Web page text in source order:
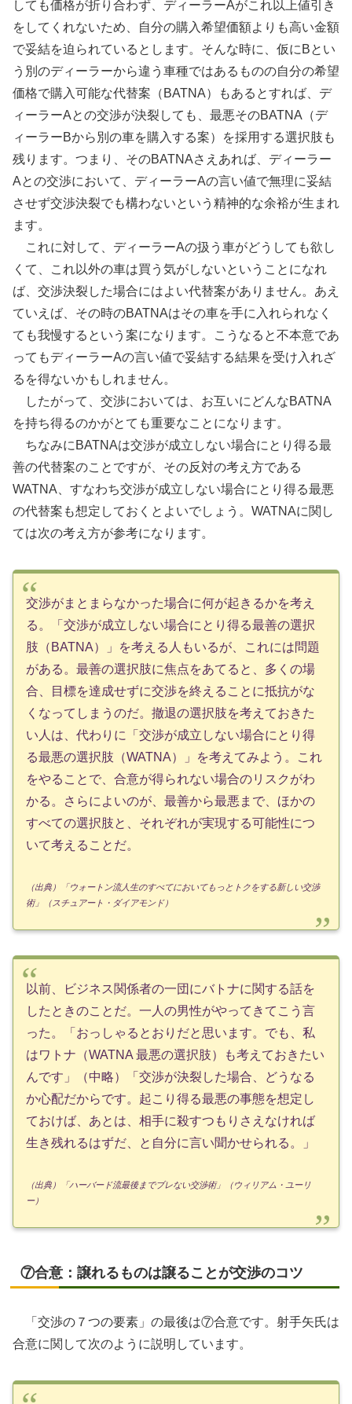
しても価格が折り合わず、ディーラーAがこれ以上値引き
をしてくれないため、自分の購入希望価額よりも高い金額
で妥結を迫られているとします。そんな時に、仮にBとい
う別のディーラーから違う車種ではあるものの自分の希望
価格で購入可能な代替案（BATNA）もあるとすれば、デ
ィーラーAとの交渉が決裂しても、最悪そのBATNA（デ
ィーラーBから別の車を購入する案）を採用する選択肢も
残ります。つまり、そのBATNAさえあれば、ディーラー
Aとの交渉において、ディーラーAの言い値で無理に妥結
させず交渉決裂でも構わないという精神的な余裕が生まれ
ます。
これに対して、ディーラーAの扱う車がどうしても欲し
くて、これ以外の車は買う気がしないということになれ
ば、交渉決裂した場合にはよい代替案がありません。あえ
ていえば、その時のBATNAはその車を手に入れられなく
ても我慢するという案になります。こうなると不本意であ
ってもディーラーAの言い値で妥結する結果を受け入れざ
るを得ないかもしれません。
したがって、交渉においては、お互いにどんなBATNA
を持ち得るのかがとても重要なことになります。
ちなみにBATNAは交渉が成立しない場合にとり得る最
善の代替案のことですが、その反対の考え方である
WATNA、すなわち交渉が成立しない場合にとり得る最悪
の代替案も想定しておくとよいでしょう。WATNAに関し
ては次の考え方が参考になります。
交渉がまとまらなかった場合に何が起きるかを考え
る。「交渉が成立しない場合にとり得る最善の選択
肢（BATNA）」を考える人もいるが、これには問題
がある。最善の選択肢に焦点をあてると、多くの場
合、目標を達成せずに交渉を終えることに抵抗がな
くなってしまうのだ。撤退の選択肢を考えておきた
い人は、代わりに「交渉が成立しない場合にとり得
る最悪の選択肢（WATNA）」を考えてみよう。これ
をやることで、合意が得られない場合のリスクがわ
かる。さらによいのが、最善から最悪まで、ほかの
すべての選択肢と、それぞれが実現する可能性につ
いて考えることだ。
（出典）「ウォートン流人生のすべてにおいてもっとトクをする新しい交渉
術」（スチュアート・ダイアモンド）
以前、ビジネス関係者の一団にバトナに関する話を
したときのことだ。一人の男性がやってきてこう言
った。「おっしゃるとおりだと思います。でも、私
はワトナ（WATNA 最悪の選択肢）も考えておきたい
んです」（中略）「交渉が決裂した場合、どうなる
か心配だからです。起こり得る最悪の事態を想定し
ておけば、あとは、相手に殺すつもりさえなければ
生き残れるはずだ、と自分に言い聞かせられる。」
（出典）「ハーバード流最後までブレない交渉術」（ウィリアム・ユーリ
ー）
⑦合意：譲れるものは譲ることが交渉のコツ
「交渉の７つの要素」の最後は⑦合意です。射手矢氏は
合意に関して次のように説明しています。